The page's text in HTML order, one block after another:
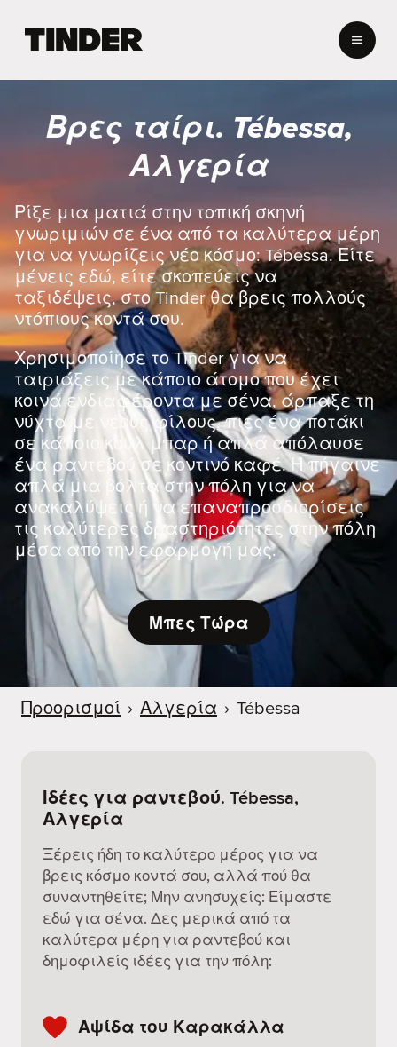
ή
σ
ε
δ
α
T
i
n
d
e
r
Βρες ταίρι. Tébessa,
Αλγερία
Ρίξε μια ματιά στην τοπική σκηνή
γνωριμιών σε ένα από τα καλύτερα μέρη
για να γνωρίζεις νέο κόσμο: Tébessa. Είτε
μένεις εδώ, είτε σκοπεύεις να
ταξιδέψεις, στο Tinder θα βρεις πολλούς
ντόπιους κοντά σου.
Χρησιμοποίησε το Tinder για να
ταιριάξεις με κάποιο άτομο που έχει
κοινά ενδιαφέροντα με σένα, άρπαξε τη
νύχτα με νέους φίλους, πιες ένα ποτάκι
σε κάποιο κουλ μπαρ ή απλά απόλαυσε
ένα ραντεβού σε κοντινό καφέ. Ή πήγαινε
απλά μια βόλτα στην πόλη για να
ανακαλύψεις ή να επαναπροσδιορίσεις
τις καλύτερες δραστηριότητες στην πόλη
μέσα από την εφαρμογή μας.
Μπες Τώρα
Προορισμοί › Αλγερία › Tébessa
Ιδέες για ραντεβού. Tébessa,
Αλγερία
Ξέρεις ήδη το καλύτερο μέρος για να
βρεις κόσμο κοντά σου, αλλά πού θα
συναντηθείτε; Μην ανησυχείς: Είμαστε
εδώ για σένα. Δες μερικά από τα
καλύτερα μέρη για ραντεβού και
δημοφιλείς ιδέες για την πόλη:
Αψίδα του Καρακάλλα